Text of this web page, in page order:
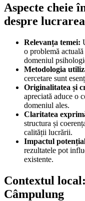
Aspecte cheie
despre
Relevanța temei:
o problemă
domeniul
Metodologia
cercetare sunt
Originalitatea și
apreciată aduce o
domeniul ales.
Claritatea
structura și
calității lucrării.
Impactul
rezultatele pot
existente.
Contextul
Câmpulung